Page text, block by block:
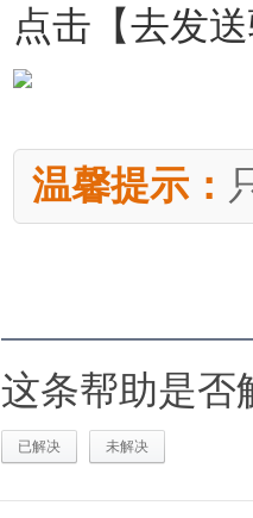
点击【去发
温馨提示：
这条帮助是否
已解决 未解决